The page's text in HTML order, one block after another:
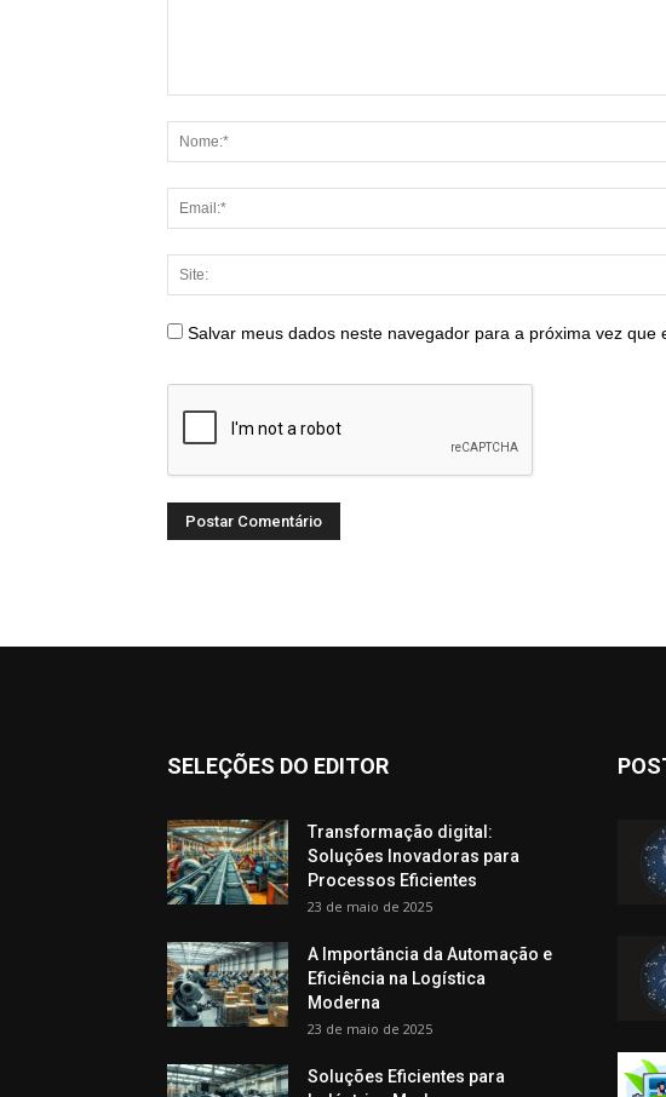
Salvar meus dados neste navegador para a próxima vez que
SELEÇÕES DO EDITOR
Transformação digital:
Soluções Inovadoras para
Processos Eficientes
23 de maio de 2025
A Importância da Automação e
Eficiência na Logística
Moderna
23 de maio de 2025
Soluções Eficientes para